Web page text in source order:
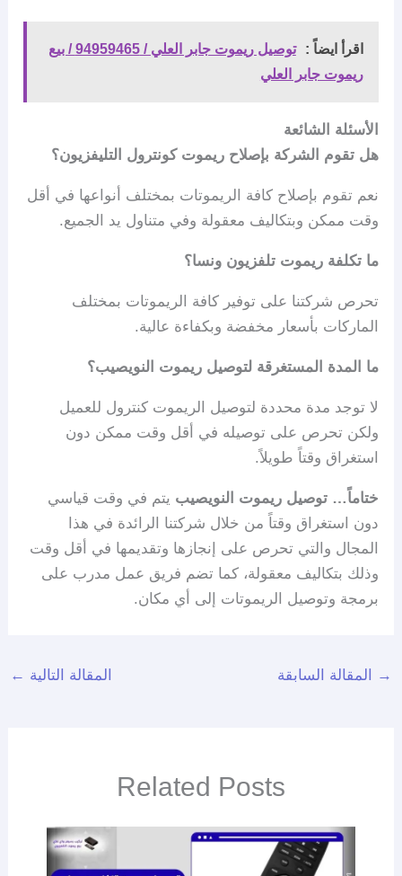
اقرأ ايضاً :
توصيل ريموت جابر العلي / 94959465 / بيع
ريموت جابر العلي
الأسئلة الشائعة
هل تقوم الشركة بإصلاح ريموت كونترول التليفزيون؟
نعم تقوم بإصلاح كافة الريموتات بمختلف أنواعها في أقل
وقت ممكن وبتكاليف معقولة وفي متناول يد الجميع.
ما تكلفة ريموت تلفزيون ونسا؟
تحرص شركتنا على توفير كافة الريموتات بمختلف
الماركات بأسعار مخفضة وبكفاءة عالية.
ما المدة المستغرقة لتوصيل ريموت النويصيب؟
لا توجد مدة محددة لتوصيل الريموت كنترول للعميل
ولكن تحرص على توصيله في أقل وقت ممكن دون
استغراق وقتاً طويلاً.
ختاماً… توصيل ريموت النويصيب يتم في وقت قياسي
دون استغراق وقتاً من خلال شركتنا الرائدة في هذا
المجال والتي تحرص على إنجازها وتقديمها في أقل وقت
وذلك بتكاليف معقولة، كما تضم فريق عمل مدرب على
برمجة وتوصيل الريموتات إلى أي مكان.
→ المقالة السابقة المقالة التالية ←
Related Posts